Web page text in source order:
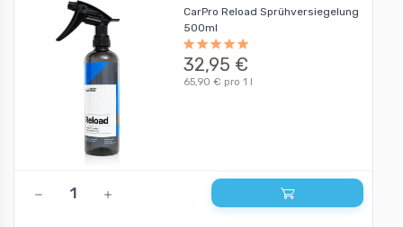
CarPro Reload Sprühversiegelung
500ml
32,95 €
65,90 € pro 1 l